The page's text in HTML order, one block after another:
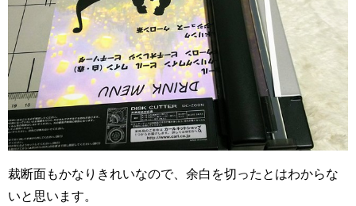
裁断面もかなりきれいなので、余白を切ったとはわからな
いと思います。